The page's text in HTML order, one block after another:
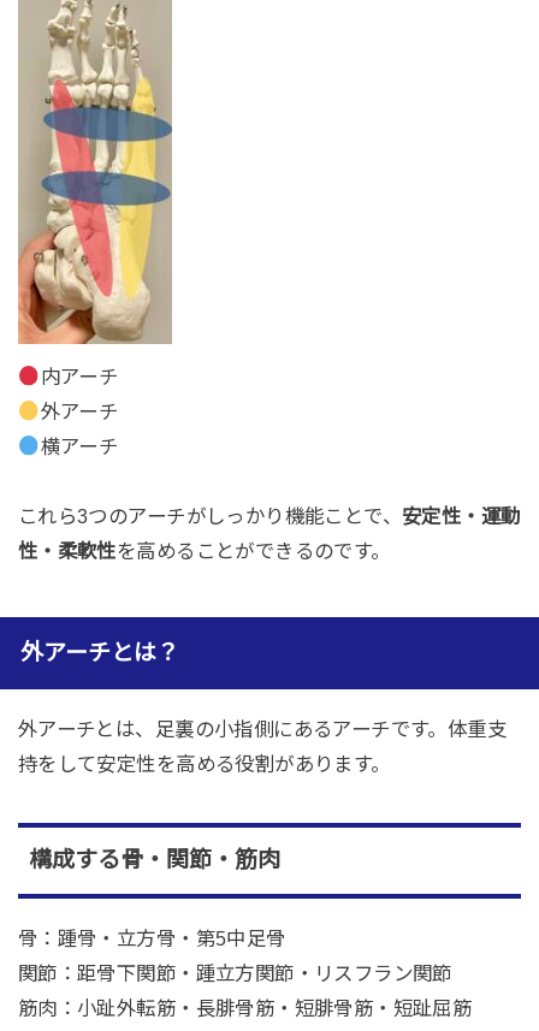
内アーチ
外アーチ
横アーチ
これら3つのアーチがしっかり機能ことで、 安定性・運動
性・柔軟性を高めることができるのです。
外アーチとは？
外アーチとは、足裏の小指側にあるアーチです。体重支
持をして安定性を高める役割があります。
構成する骨・関節・筋肉
骨：踵骨・立方骨・第5中足骨
関節：距骨下関節・踵立方関節・リスフラン関節
筋肉：小趾外転筋・長腓骨筋・短腓骨筋・短趾屈筋